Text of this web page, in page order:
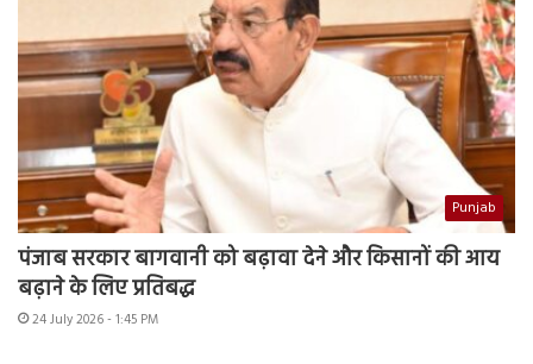
Punjab
पंजाब सरकार बागवानी को बढ़ावा देने और किसानों की आय
बढ़ाने के लिए प्रतिबद्ध
24 July 2026 - 1:45 PM